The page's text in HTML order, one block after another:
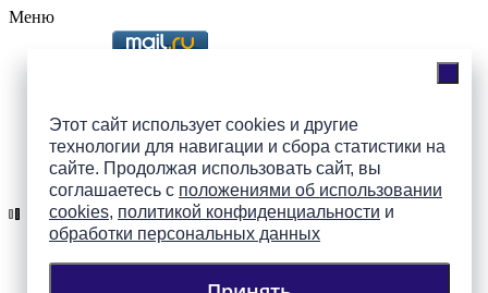
Этот сайт использует cookies и другие
технологии для навигации и сбора статистики на
сайте. Продолжая использовать сайт, вы
соглашаетесь с положениями об использовании
cookies, политикой конфиденциальности и
обработки персональных данных
Меню
Подпишись на группы
ПАИ в соцсетях!